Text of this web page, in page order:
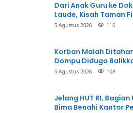
Dari Anak Guru ke
Laude, Kisah Taman
5 Agustus 2026 116
Korban Malah
Dompu Diduga
Penganiayaan
5 Agustus 2026 108
Jelang HUT RI,
Bima Benahi Kantor